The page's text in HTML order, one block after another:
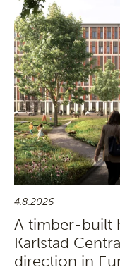
4.8.2026
A timber-built
Karlstad
direction in